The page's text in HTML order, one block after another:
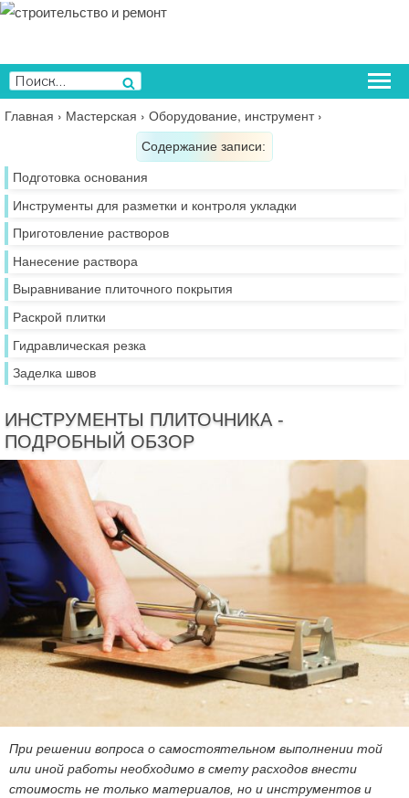
Перейти
содержимому
Искать:
Поиск
Главная › Мастерская › Оборудование, инструмент›
Содержание записи:
Подготовка основания
Инструменты для разметки и контроля укладки
Приготовление растворов
Нанесение раствора
Выравнивание плиточного покрытия
Раскрой плитки
Гидравлическая резка
Заделка швов
ИНСТРУМЕНТЫ ПЛИТОЧНИКА -
ПОДРОБНЫЙ ОБЗОР
При решении вопроса о самостоятельном выполнении той
или иной работы необходимо в смету расходов внести
стоимость не только материалов, но и инструментов и